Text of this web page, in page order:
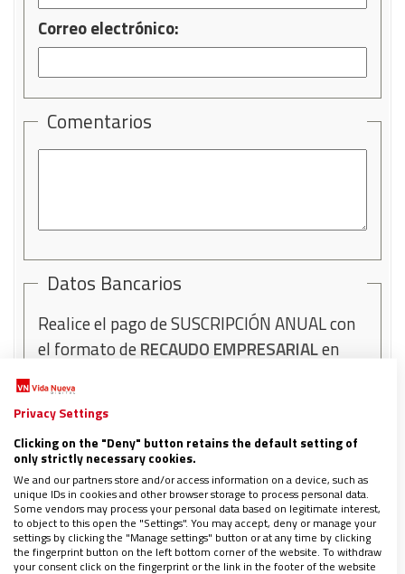
Correo electrónico:
Comentarios
Datos Bancarios
Realice el pago de SUSCRIPCIÓN ANUAL con
el formato deRECAUDO EMPRESARIALen
en cuenta las siguientes indicaciones:/
Código de convenio: 32888
Nombre del convenio:
Comercializadora PPC S.A.S
Referencia: Su número de CC o NIT
Nombre del pagador: Su nombre
Privacy Settings
Clicking on the "Deny" button retains the default setting of
only strictly necessary cookies.
We and our partners store and/or access information on a device, such as
unique IDs in cookies and other browser storage to process personal data.
Some vendors may process your personal data based on legitimate interest,
to object to this open the "Settings". You may accept, deny or manage your
settings by clicking the "Manage settings" button or at any time by clicking
the fingerprint button on the left bottom corner of the website. To withdraw
your consent click on the fingerprint or the link in the footer of the website